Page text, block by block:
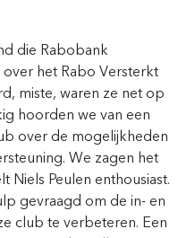
die Rabobank
het Rabo Versterkt
miste, waren ze net op
hoorden we van een
over de mogelijkheden
We zagen het
Niels Peulen enthousiast.
gevraagd om de in- en
club te verbeteren. Een